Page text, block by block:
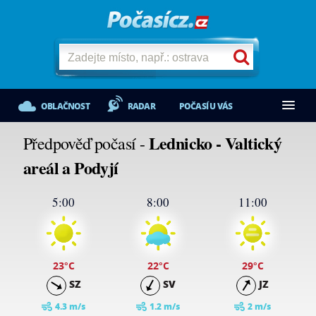
OBLAČNOST RADAR POČASÍ U VÁS
Předpověď počasí -Lednicko - Valtický
areál a Podyjí
5:00
23°C
SZ
4.3 m/s
8:00
22°C
SV
1.2 m/s
11:00
29°C
JZ
2 m/s